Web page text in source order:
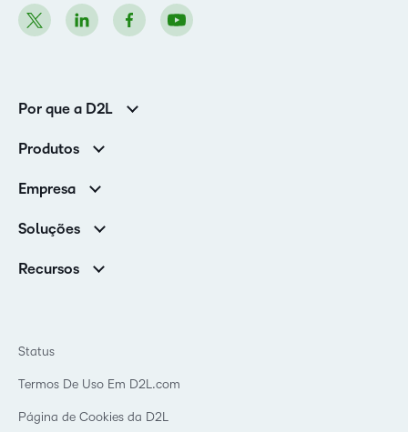
Por que a D2L
Clientes de associações
Produtos
Serviços e suporte
Nuvem Brightspace
Empresa
Contato e unidades
Notícias
Soluções
Educação básica
Instituições de capacitação
Recursos
Comunidade
Status
Termos De Uso Em D2L.com
Página de Cookies da D2L